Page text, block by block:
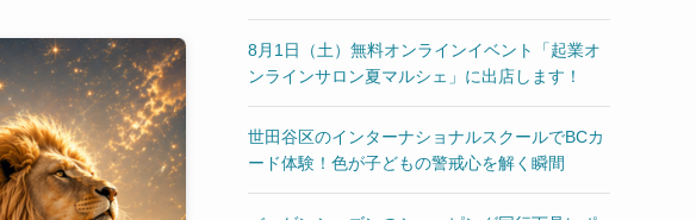
8月1日（土）無料オンラインイベント「起業オ
ンラインサロン夏マルシェ」に出店します！
世田谷区のインターナショナルスクールでBCカ
ード体験！色が子どもの警戒心を解く瞬間